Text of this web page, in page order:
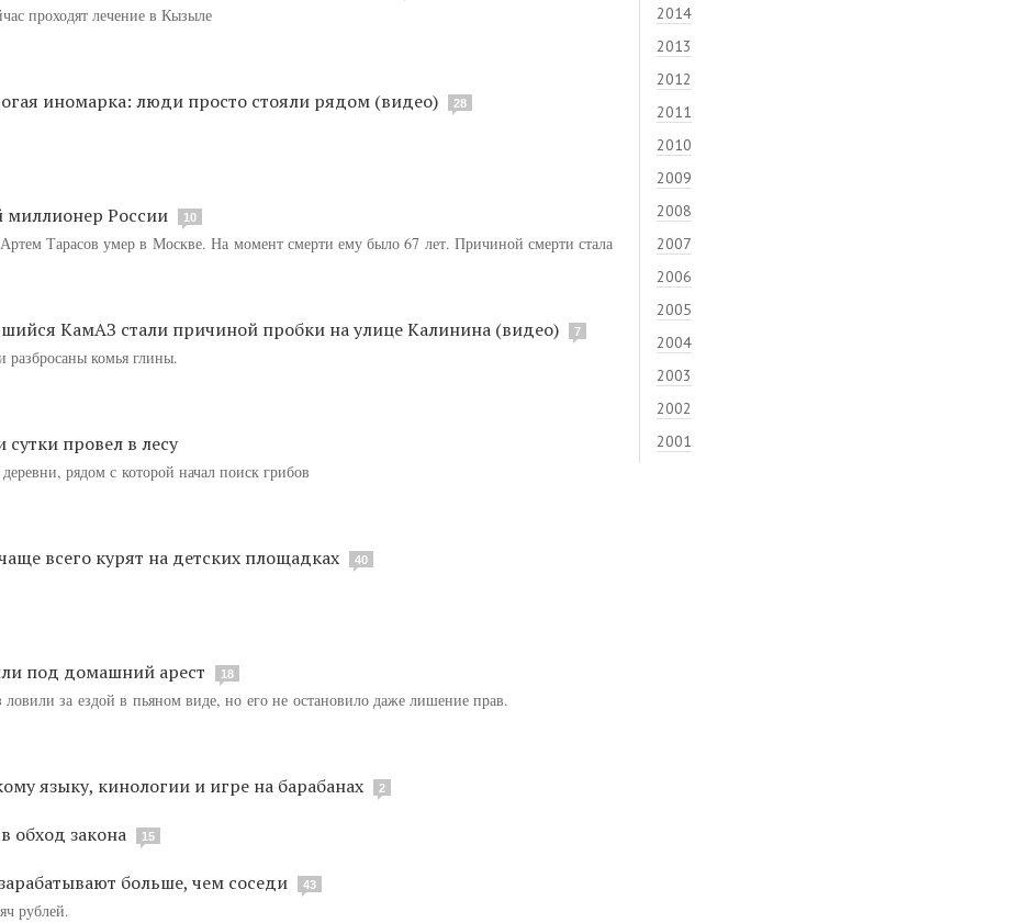
проходят лечение в Кызыле
иномарка: люди просто стояли рядом (видео) 28
миллионер России 10
Тарасов умер в Москве. На момент смерти ему было 67 лет. Причиной смерти стала
КамАЗ стали причиной пробки на улице Калинина (видео) 7
разбросаны комья глины.
провел в лесу
рядом с которой начал поиск грибов
всего курят на детских площадках 40
под домашний арест 18
ловили за ездой в пьяном виде, но его не остановило даже лишение прав.
языку, кинологии и игре на барабанах 2
обход закона 15
больше, чем соседи 43
рублей.
2014
2013
2012
2011
2010
2009
2008
2007
2006
2005
2004
2003
2002
2001